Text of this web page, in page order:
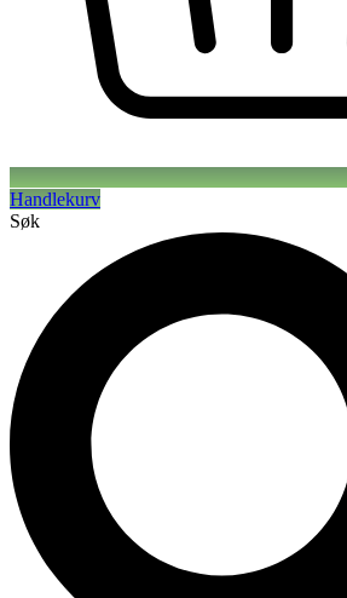
Handlekurv
Søk